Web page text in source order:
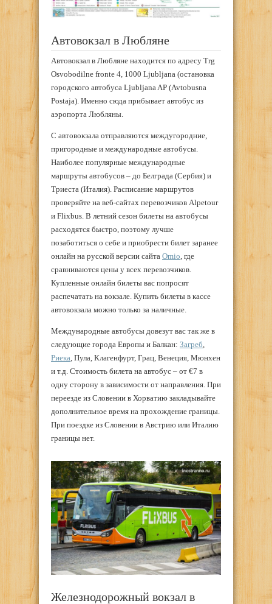
Автовокзал в Любляне
Автовокзал в Любляне находится по адресу Trg
Osvobodilne fronte 4, 1000 Ljubljana (остановка
городского автобуса Ljubljana AP (Avtobusna
Postaja). Именно сюда прибывает автобус из
аэропорта Любляны.
С автовокзала отправляются междугородние,
пригородные и международные автобусы.
Наиболее популярные международные
маршруты автобусов – до Белграда (Сербия) и
Триеста (Италия). Расписание маршрутов
проверяйте на веб-сайтах перевозчиков Alpetour
и Flixbus. В летний сезон билеты на автобусы
расходятся быстро, поэтому лучше
позаботиться о себе и приобрести билет заранее
онлайн на русской версии сайта Omio, где
сравниваются цены у всех перевозчиков.
Купленные онлайн билеты вас попросят
распечатать на вокзале. Купить билеты в кассе
автовокзала можно только за наличные.
Международные автобусы довезут вас так же в
следующие города Европы и Балкан: Загреб,
Риека, Пула, Клагенфурт, Грац, Венеция, Мюнхен
и т.д. Стоимость билета на автобус – от €7 в
одну сторону в зависимости от направления. При
переезде из Словении в Хорватию закладывайте
дополнительное время на прохождение границы.
При поездке из Словении в Австрию или Италию
границы нет.
Железнодорожный вокзал в